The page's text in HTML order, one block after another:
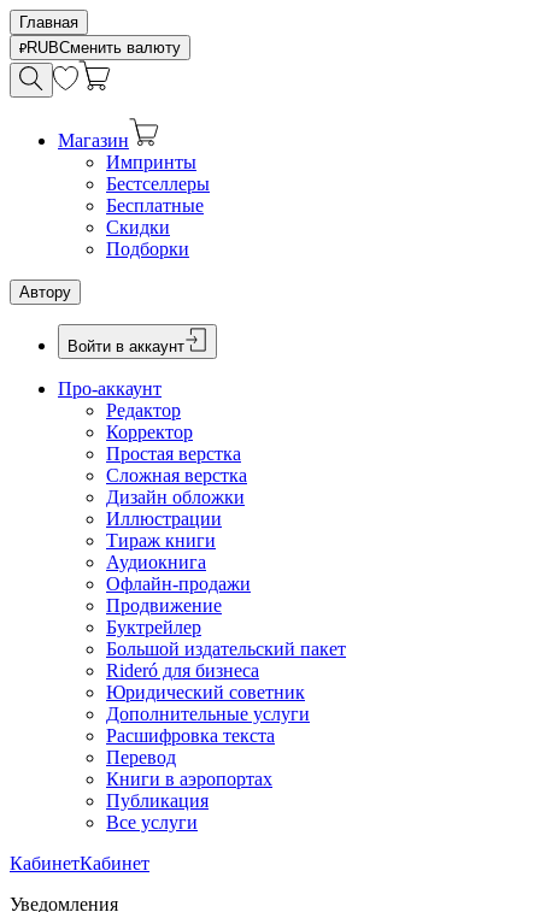
Главная
RUBСменить валюту
Магазин
Импринты
Бестселлеры
Бесплатные
Скидки
Подборки
Автору
Войти в аккаунт
Про-аккаунт
Редактор
Корректор
Простая верстка
Сложная верстка
Дизайн обложки
Иллюстрации
Тираж книги
Аудиокнига
Офлайн-продажи
Продвижение
Буктрейлер
Большой издательский пакет
Rideró для бизнеса
Юридический советник
Дополнительные услуги
Расшифровка текста
Перевод
Книги в аэропортах
Публикация
Все услуги
КабинетКабинет
Уведомления